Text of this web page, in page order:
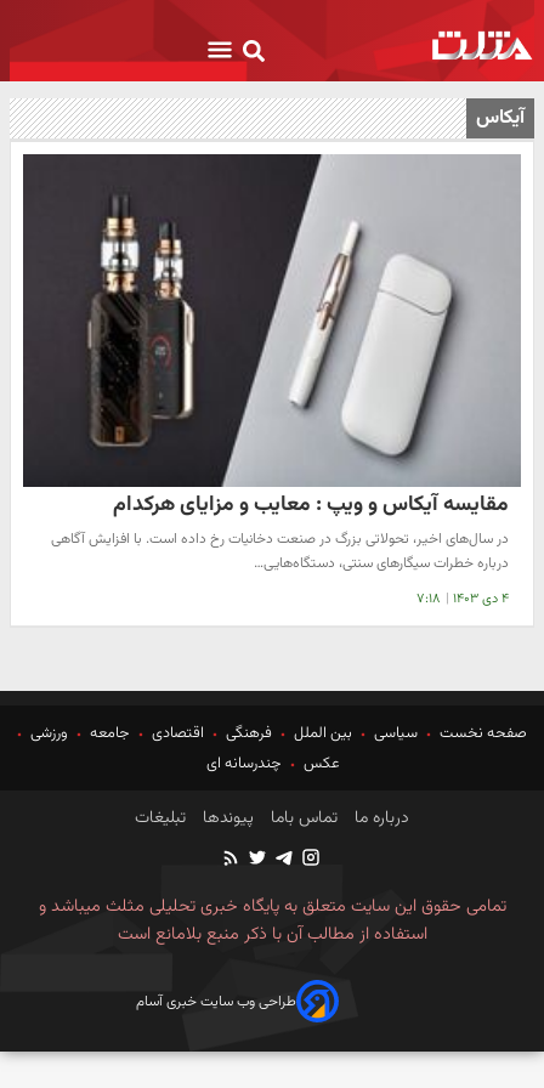
آیکاس
مقایسه آیکاس و ویپ : معایب و مزایای هرکدام
در سال‌های اخیر، تحولاتی بزرگ در صنعت دخانیات رخ داده است. با افزایش آگاهی
درباره خطرات سیگارهای سنتی، دستگاه‌هایی…
۴ دی ۱۴۰۳ | ۷:۱۸
صفحه نخست سیاسی بین الملل فرهنگی اقتصادی جامعه
ورزشی
عکس
چندرسانه ای
درباره ما تماس باما پیوندها تبلیغات
تمامی حقوق این سایت متعلق به پایگاه خبری تحلیلی مثلث میباشد و
استفاده از مطالب آن با ذکر منبع بلامانع است
طراحی وب سایت خبری آسام